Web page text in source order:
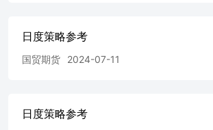
日度策略参考
国贸期货 2024-07-11
日度策略参考